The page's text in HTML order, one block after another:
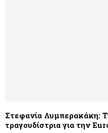
Στεφανία Λυμπερακάκη:
τραγουδίστρια για την